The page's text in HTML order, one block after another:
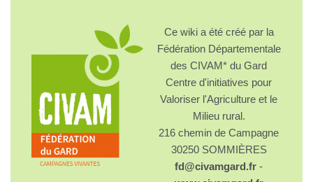
Ce wiki a été créé par la
Fédération Départementale
des CIVAM* du Gard
Centre d'initiatives pour
Valoriser l'Agriculture et le
Milieu rural.
216 chemin de Campagne
30250 SOMMIÈRES
fd@civamgard.fr -